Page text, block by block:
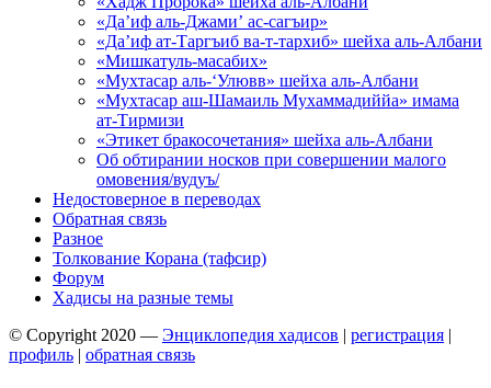
«Да’иф аль-Джами’ ас-сагъир»
«Да’иф ат-Таргъиб ва-т-тархиб» шейха аль-Албани
«Мишкатуль-масабих»
«Мухтасар аль-‘Улювв» шейха аль-Албани
«Мухтасар аш-Шамаиль Мухаммадиййа» имама
ат-Тирмизи
«Этикет бракосочетания» шейха аль-Албани
Об обтирании носков при совершении малого
омовения/вудуъ/
Недостоверное в переводах
Обратная связь
Разное
Толкование Корана (тафсир)
Форум
Хадисы на разные темы
© Copyright 2020 — Энциклопедия хадисов | регистрация |
профиль | обратная связь